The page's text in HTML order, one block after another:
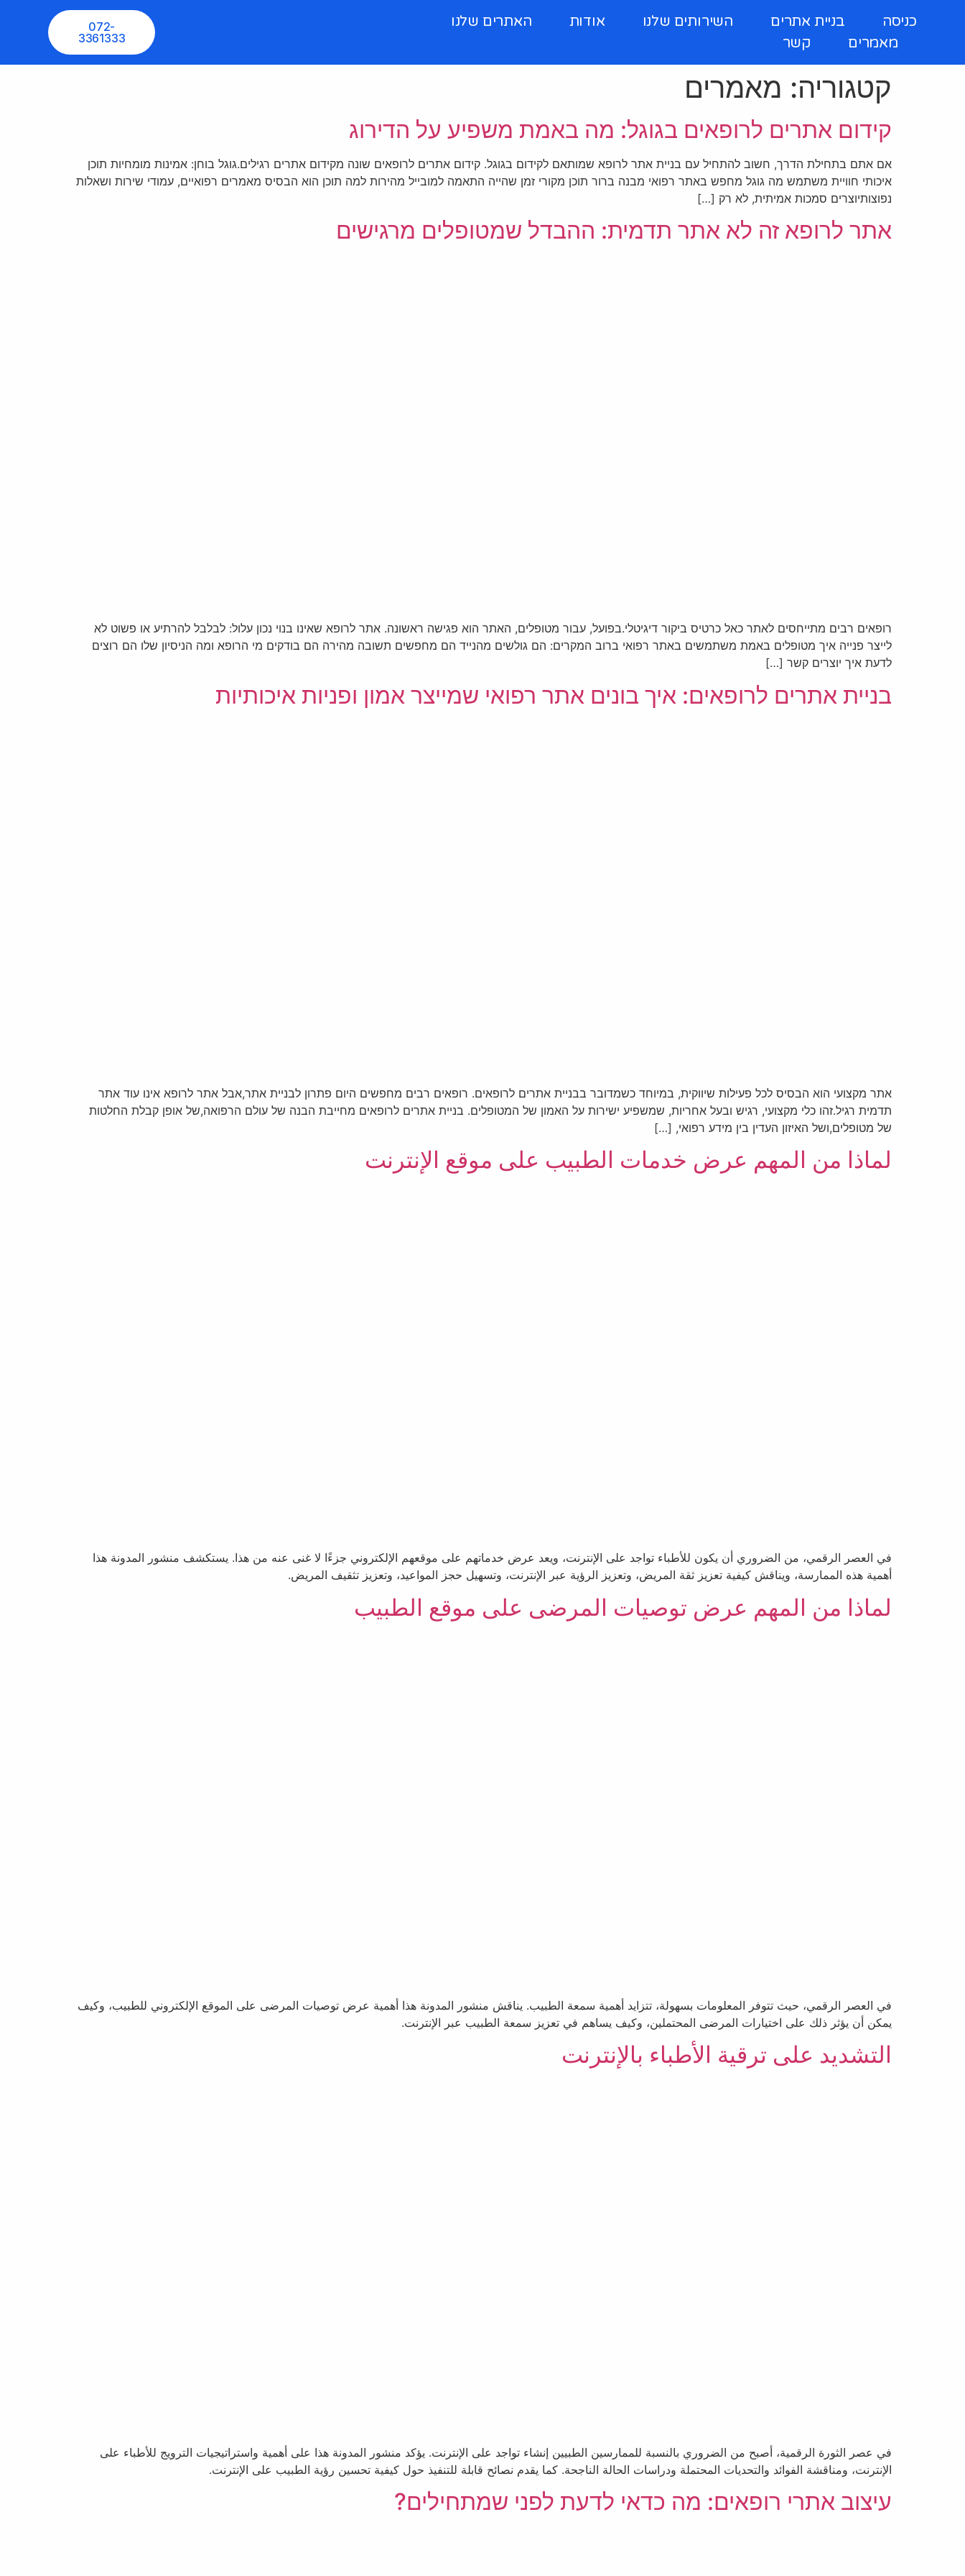
כניסה בניית אתרים השירותים שלנו אודות
האתרים שלנו
מאמרים
קשר
072-
3361333
קטגוריה: מאמרים
קידום אתרים לרופאים בגוגל: מה באמת משפיע על הדירוג
אם אתם בתחילת הדרך, חשוב להתחיל עם בניית אתר לרופא שמותאם לקידום בגוגל. קידום אתרים לרופאים שונה מקידום אתרים רגילים.גוגל בוחן: אמינות מומחיות תוכן
איכותי חוויית משתמש מה גוגל מחפש באתר רפואי מבנה ברור תוכן מקורי זמן שהייה התאמה למובייל מהירות למה תוכן הוא הבסיס מאמרים רפואיים, עמודי שירות ושאלות
נפוצותיוצרים סמכות אמיתית, לא רק […]
אתר לרופא זה לא אתר תדמית: ההבדל שמטופלים מרגישים
רופאים רבים מתייחסים לאתר כאל כרטיס ביקור דיגיטלי.בפועל, עבור מטופלים, האתר הוא פגישה ראשונה. אתר לרופא שאינו בנוי נכון עלול: לבלבל להרתיע או פשוט לא
לייצר פנייה איך מטופלים באמת משתמשים באתר רפואי ברוב המקרים: הם גולשים מהנייד הם מחפשים תשובה מהירה הם בודקים מי הרופא ומה הניסיון שלו הם רוצים
לדעת איך יוצרים קשר […]
בניית אתרים לרופאים: איך בונים אתר רפואי שמייצר אמון ופניות איכותיות
אתר מקצועי הוא הבסיס לכל פעילות שיווקית, במיוחד כשמדובר בבניית אתרים לרופאים. רופאים רבים מחפשים היום פתרון לבניית אתר,אבל אתר לרופא אינו עוד אתר
תדמית רגיל.זהו כלי מקצועי, רגיש ובעל אחריות, שמשפיע ישירות על האמון של המטופלים. בניית אתרים לרופאים מחייבת הבנה של עולם הרפואה,של אופן קבלת החלטות
של מטופלים,ושל האיזון העדין בין מידע רפואי, […]
لماذا من المهم عرض خدمات الطبيب على موقع الإنترنت
في العصر الرقمي، من الضروري أن يكون للأطباء تواجد على الإنترنت، ويعد عرض خدماتهم على موقعهم الإلكتروني جزءًا لا غنى عنه من هذا. يستكشف منشور المدونة هذا
أهمية هذه الممارسة، ويناقش كيفية تعزيز ثقة المريض، وتعزيز الرؤية عبر الإنترنت، وتسهيل حجز المواعيد، وتعزيز تثقيف المريض.
لماذا من المهم عرض توصيات المرضى على موقع الطبيب
في العصر الرقمي، حيث تتوفر المعلومات بسهولة، تتزايد أهمية سمعة الطبيب. يناقش منشور المدونة هذا أهمية عرض توصيات المرضى على الموقع الإلكتروني للطبيب، وكيف
يمكن أن يؤثر ذلك على اختيارات المرضى المحتملين، وكيف يساهم في تعزيز سمعة الطبيب عبر الإنترنت.
التشديد على ترقية الأطباء بالإنترنت
في عصر الثورة الرقمية، أصبح من الضروري بالنسبة للممارسين الطبيين إنشاء تواجد على الإنترنت. يؤكد منشور المدونة هذا على أهمية واستراتيجيات الترويج للأطباء على
الإنترنت، ومناقشة الفوائد والتحديات المحتملة ودراسات الحالة الناجحة. كما يقدم نصائح قابلة للتنفيذ حول كيفية تحسين رؤية الطبيب على الإنترنت.
עיצוב אתרי רופאים: מה כדאי לדעת לפני שמתחילים?